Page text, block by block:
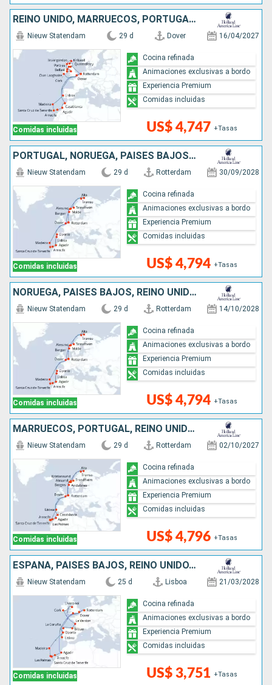
REINO UNIDO, MARRUECOS, PORTUGAL, PAISES BAJOS, IRLANDA
Comidas incluidas
Nieuw Statendam 29 d Dover 16/04/2027
US$ 4,747 +Tasas
Cocina refinada
Animaciones exclusivas a bordo
Experiencia Premium
Comidas incluidas
PORTUGAL, NORUEGA, PAISES BAJOS, REINO UNIDO, MARRUECOS
Comidas incluidas
Nieuw Statendam 29 d Rotterdam 30/09/2028
US$ 4,794 +Tasas
Cocina refinada
Animaciones exclusivas a bordo
Experiencia Premium
Comidas incluidas
NORUEGA, PAISES BAJOS, REINO UNIDO, MARRUECOS, PORTUGAL
Comidas incluidas
Nieuw Statendam 29 d Rotterdam 14/10/2028
US$ 4,794 +Tasas
Cocina refinada
Animaciones exclusivas a bordo
Experiencia Premium
Comidas incluidas
MARRUECOS, PORTUGAL, REINO UNIDO, NORUEGA, PAISES BAJOS
Comidas incluidas
Nieuw Statendam 29 d Rotterdam 02/10/2027
US$ 4,796 +Tasas
Cocina refinada
Animaciones exclusivas a bordo
Experiencia Premium
Comidas incluidas
ESPAÑA, PAISES BAJOS, REINO UNIDO, PORTUGAL, IRLANDA, FRANCIA, MARRUECOS
Comidas incluidas
Nieuw Statendam 25 d Lisboa 21/03/2028
US$ 3,751 +Tasas
Cocina refinada
Animaciones exclusivas a bordo
Experiencia Premium
Comidas incluidas